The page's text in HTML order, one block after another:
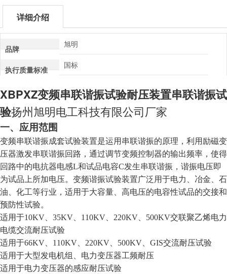
详细介绍
品牌 旭明
执行质量标准 国标
XBPXZ变频串联谐振试验耐压装置串联谐振试
验扬州旭明电工科技有限公司厂家
一、应用范围
变频串联谐振成套试验装置是运用串联谐振的原理，利用励磁变
压器激发串联谐振回路，通过调节变频控制器的输出频率，使得
回路中的电抗器电感L和试品电容C发生串联谐振，谐振电压即
为试品上所加电压。变频谐振试验装置广泛用于电力、冶金、石
油、化工等行业，适用于大容量、高电压的电容性试品的交接和
预防性试验。
适用于10KV、35KV、110KV、220KV、500KV交联聚乙烯电力
电缆交流耐压试验
适用于66KV、110KV、220KV、500KV、GIS交流耐压试验
适用于大型发电机组、电力变压器工频耐压
适用于电力变压器的感应耐压试验